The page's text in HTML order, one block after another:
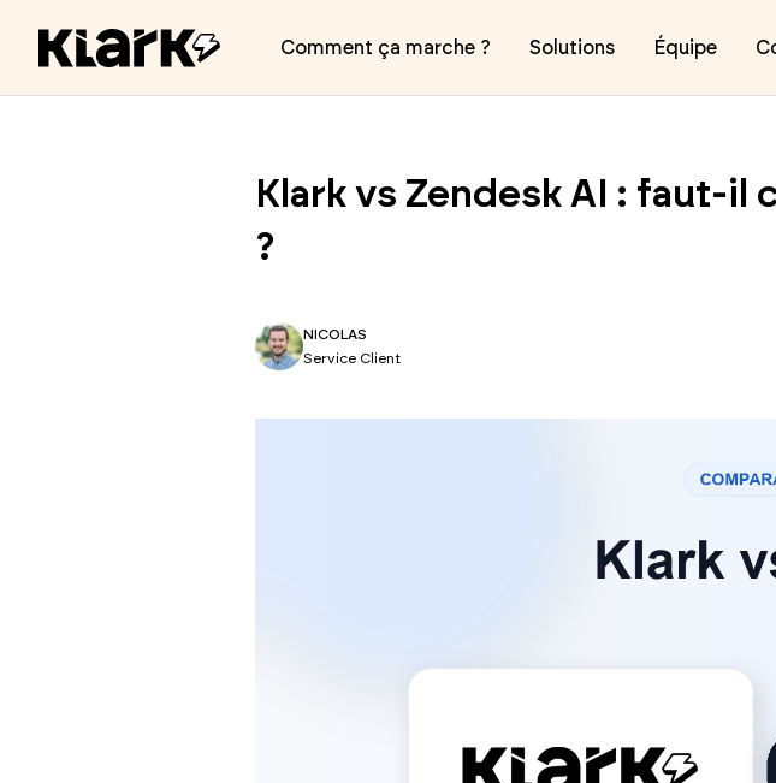
Comment ça marche ? Solutions Équipe
Klark vs Zendesk AI : faut-
?
NICOLAS
Service Client